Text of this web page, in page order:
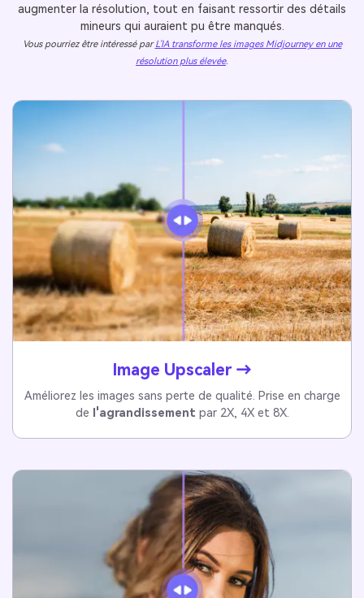
augmenter la résolution, tout en faisant ressortir des détails
mineurs qui auraient pu être manqués.
Vous pourriez être intéressé parL'IA transforme les images Midjourney en une
résolution plus élevée.
Image Upscaler →
Améliorez les images sans perte de qualité. Prise en charge
de l'agrandissementpar 2X, 4X et 8X.